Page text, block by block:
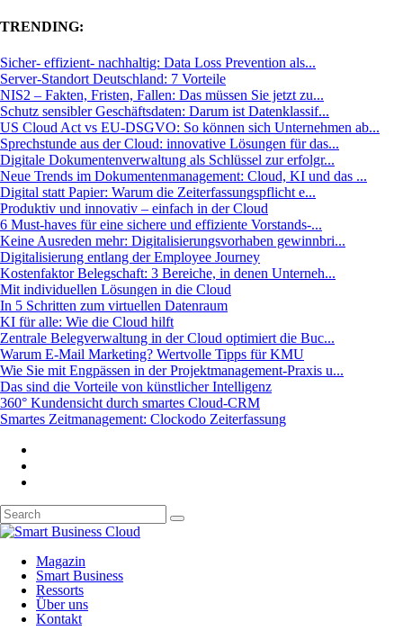
TRENDING:
Sicher- effizient- nachhaltig: Data Loss Prevention als...
Server-Standort Deutschland: 7 Vorteile
NIS2 – Fakten, Fristen, Fallen: Das müssen Sie jetzt zu...
Schutz sensibler Geschäftsdaten: Darum ist Datenklassif...
US Cloud Act vs EU-DSGVO: So können sich Unternehmen ab...
Sprechstunde aus der Cloud: innovative Lösungen für das...
Digitale Dokumentenverwaltung als Schlüssel zur erfolgr...
Neue Trends im Dokumentenmanagement: Cloud, KI und das ...
Digital statt Papier: Warum die Zeiterfassungspflicht e...
Produktiv und innovativ – einfach in der Cloud
6 Must-haves für eine sichere und effiziente Vorstands-...
Keine Ausreden mehr: Digitalisierungsvorhaben gewinnbri...
Digitalisierung entlang der Employee Journey
Kostenfaktor Belegschaft: 3 Bereiche, in denen Unterneh...
Mit individuellen Lösungen in die Cloud
In 5 Schritten zum virtuellen Datenraum
KI für alle: Wie die Cloud hilft
Zentrale Belegverwaltung in der Cloud optimiert die Buc...
Warum E-Mail Marketing? Wertvolle Tipps für KMU
Wie Sie mit Engpässen in der Projektmanagement-Praxis u...
Das sind die Vorteile von künstlicher Intelligenz
360° Kundensicht durch smartes Cloud-CRM
Smartes Zeitmanagement: Clockodo Zeiterfassung
Magazin
Smart Business
Ressorts
Über uns
Kontakt